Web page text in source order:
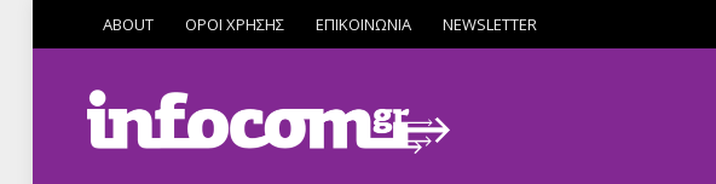
ABOUT ΟΡΟΙ ΧΡΗΣΗΣ ΕΠΙΚΟΙΝΩΝΙΑ NEWSLETTER